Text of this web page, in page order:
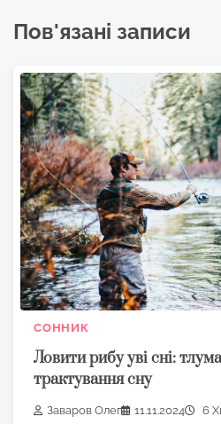
Пов'язані записи
СОННИК
Ловити рибу уві сні:
трактування сну
Заваров Олег 11.11.2024 6